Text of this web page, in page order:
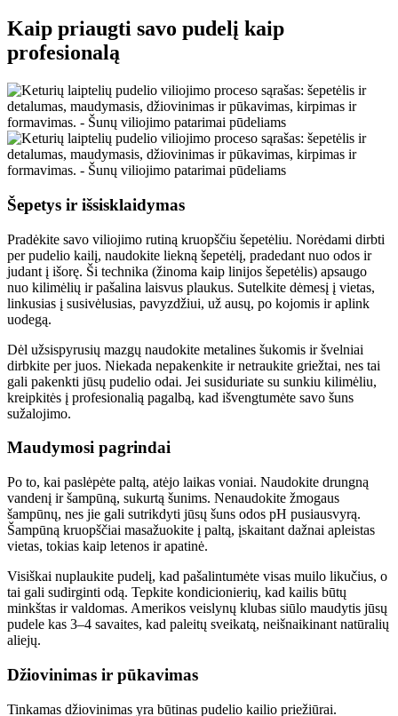
Kaip priaugti savo pudelį kaip
profesionalą
Šepetys ir išsisklaidymas
Pradėkite savo viliojimo rutiną kruopščiu šepetėliu. Norėdami dirbti
per pudelio kailį, naudokite liekną šepetėlį, pradedant nuo odos ir
judant į išorę. Ši technika (žinoma kaip linijos šepetėlis) apsaugo
nuo kilimėlių ir pašalina laisvus plaukus. Sutelkite dėmesį į vietas,
linkusias į susivėlusias, pavyzdžiui, už ausų, po kojomis ir aplink
uodegą.
Dėl užsispyrusių mazgų naudokite metalines šukomis ir švelniai
dirbkite per juos. Niekada nepakenkite ir netraukite griežtai, nes tai
gali pakenkti jūsų pudelio odai. Jei susiduriate su sunkiu kilimėliu,
kreipkitės į profesionalią pagalbą, kad išvengtumėte savo šuns
sužalojimo.
Maudymosi pagrindai
Po to, kai paslėpėte paltą, atėjo laikas voniai. Naudokite drungną
vandenį ir šampūną, sukurtą šunims. Nenaudokite žmogaus
šampūnų, nes jie gali sutrikdyti jūsų šuns odos pH pusiausvyrą.
Šampūną kruopščiai masažuokite į paltą, įskaitant dažnai apleistas
vietas, tokias kaip letenos ir apatinė.
Visiškai nuplaukite pudelį, kad pašalintumėte visas muilo likučius, o
tai gali sudirginti odą. Tepkite kondicionierių, kad kailis būtų
minkštas ir valdomas. Amerikos veislynų klubas siūlo maudytis jūsų
pudele kas 3–4 savaites, kad paleitų sveikatą, neišnaikinant natūralių
aliejų.
Džiovinimas ir pūkavimas
Tinkamas džiovinimas yra būtinas pudelio kailio priežiūrai.